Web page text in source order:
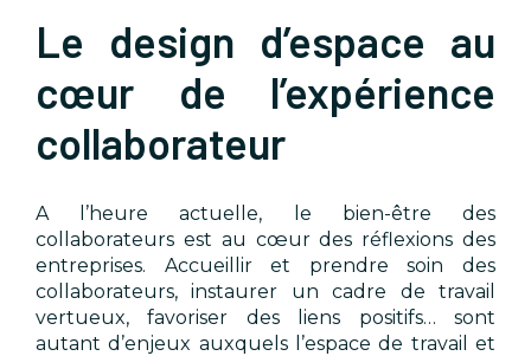
Le design d’espace au
cœur de l’expérience
collaborateur
A l’heure actuelle, le bien-être des
collaborateurs est au cœur des réflexions des
entreprises. Accueillir et prendre soin des
collaborateurs, instaurer un cadre de travail
vertueux, favoriser des liens positifs… sont
autant d’enjeux auxquels l’espace de travail et